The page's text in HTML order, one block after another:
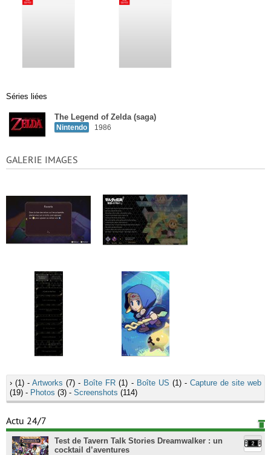
Séries liées
The Legend of Zelda (saga)
Nintendo 1986
GALERIE IMAGES
›(1) -Artworks (7) - Boîte FR (1) - Boîte US (1) - Capture de site web
(19) - Photos (3) - Screenshots (114)
Actu 24/7
Test de Tavern Talk Stories Dreamwalker : un
cocktail d’aventures